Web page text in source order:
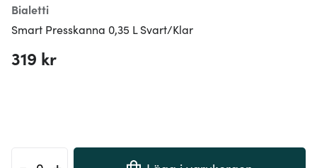
Bialetti
Smart Presskanna 0,35 L Svart/Klar
319 kr